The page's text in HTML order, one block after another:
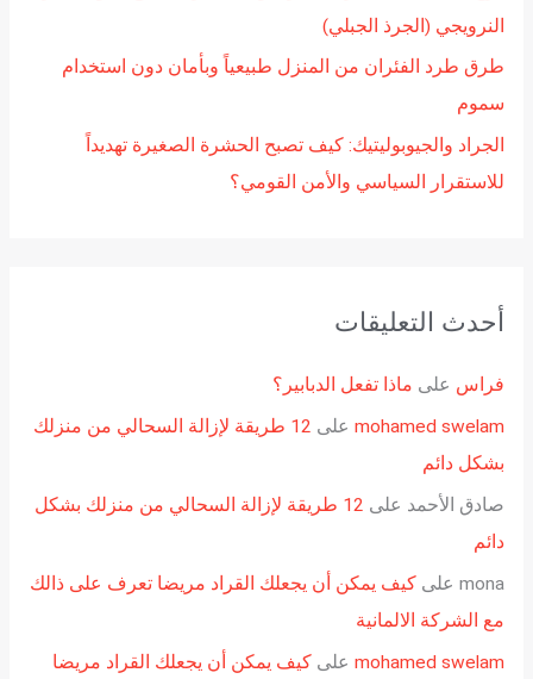
النرويجي (الجرذ الجبلي)
طرق طرد الفئران من المنزل طبيعياً وبأمان دون استخدام
سموم
الجراد والجيوبوليتيك: كيف تصبح الحشرة الصغيرة تهديداً
للاستقرار السياسي والأمن القومي؟
أحدث التعليقات
فراس على ماذا تفعل الدبابير؟
mohamed swelamعلى
12 طريقة لإزالة السحالي من منزلك
بشكل دائم
صادق الأحمد على
12 طريقة لإزالة السحالي من منزلك بشكل
دائم
monaعلى كيف يمكن أن يجعلك القراد مريضا تعرف على ذالك
مع الشركة الالمانية
mohamed swelamعلى كيف يمكن أن يجعلك القراد مريضا